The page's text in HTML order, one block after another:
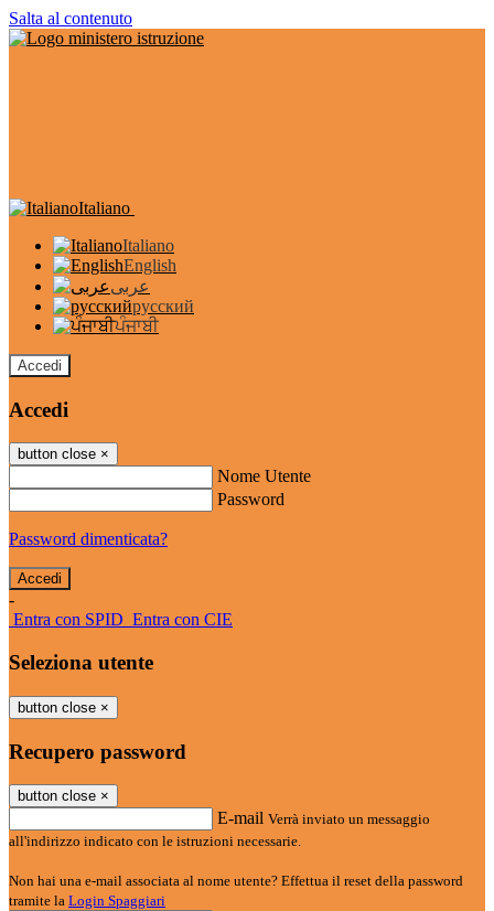
Salta al contenuto
Italiano
Italiano
English
عربى
русский
ਪੰਜਾਬੀ
Accedi
Accedi
button close ×
Nome Utente
Password
Password dimenticata?
-
Entra con SPID Entra con CIE
Seleziona utente
button close ×
Recupero password
button close ×
E-mail Verrà inviato un messaggio
all'indirizzo indicato con le istruzioni necessarie.
Non hai una e-mail associata al nome utente? Effettua il reset della password
tramite la Login Spaggiari